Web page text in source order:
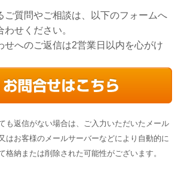
ご質問やご相談は、以下のフォームへ
せください。
せへのご返信は2営業日以内を心がけ
も返信がない場合は、ご入力いただいたメール
はお客様のメールサーバーなどにより自動的に
格納または削除された可能性がございます。